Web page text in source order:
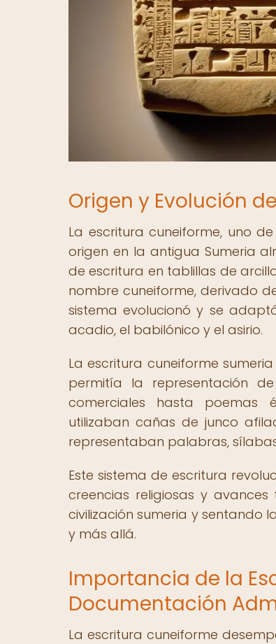
Origen y Evolución
La escritura cuneiforme, uno
origen en la antigua Sumeria
de escritura en tablillas de
nombre cuneiforme, derivado
sistema evolucionó y se
acadio, el babilónico y el asirio.
La escritura cuneiforme
permitía la representación
comerciales hasta poemas
utilizaban cañas de junco
representaban palabras,
Este sistema de escritura
creencias religiosas y
civilización sumeria y sentando
y más allá.
Importancia de la
Documentación
La escritura cuneiforme